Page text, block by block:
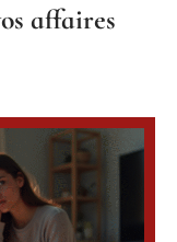
affaires